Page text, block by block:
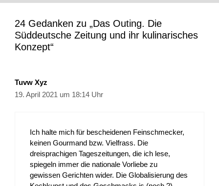
24 Gedanken zu „Das Outing. Die
Süddeutsche Zeitung und ihr kulinarisches
Konzept“
Tuvw Xyz
19. April 2021 um 18:14 Uhr
Ich halte mich für bescheidenen Feinschmecker,
keinen Gourmand bzw. Vielfrass. Die
dreisprachigen Tageszeitungen, die ich lese,
spiegeln immer die nationale Vorliebe zu
gewissen Gerichten wider. Die Globalisierung des